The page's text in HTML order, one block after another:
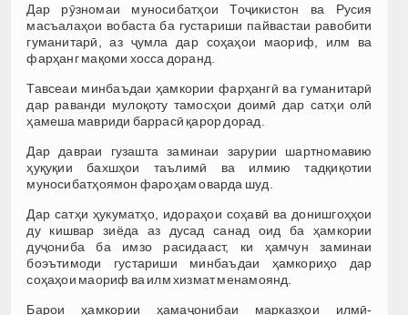
Дар рӯзномаи муносибатҳои Тоҷикистон ва Русия
масъалаҳои вобаста ба густариши пайвастаи равобити
гуманитарӣ, аз ҷумла дар соҳаҳои маориф, илм ва
фарҳанг мақоми хосса доранд.
Тавсеаи минбаъдаи ҳамкории фарҳангӣ ва гуманитарӣ
дар раванди мулоқоту тамосҳои доимӣ дар сатҳи олӣ
ҳамеша мавриди баррасӣ қарор дорад.
Дар давраи гузашта заминаи зарурии шартномавию
ҳуқуқии бахшҳои таълимӣ ва илмию тадқиқотии
муносибатҳоямон фароҳам оварда шуд.
Дар сатҳи ҳукуматҳо, идораҳои соҳавӣ ва донишгоҳҳои
ду кишвар зиёда аз дусад санад оид ба ҳамкории
дуҷониба ба имзо расидааст, ки ҳамчун заминаи
боэътимоди густариши минбаъдаи ҳамкориҳо дар
соҳаҳои маориф ва илм хизмат менамоянд.
Барои ҳамкории ҳамаҷонибаи марказҳои илмӣ-